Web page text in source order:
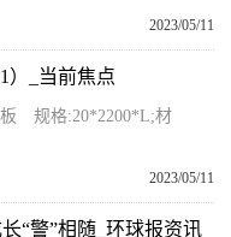
2023/05/11
）_当前焦点
板 规格:20*2200*L;材
2023/05/11
“警”相随_环球报资讯